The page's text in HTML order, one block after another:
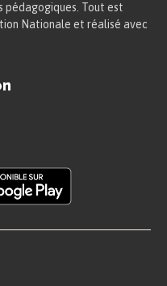
pédagogiques. Tout est
Nationale et réalisé avec